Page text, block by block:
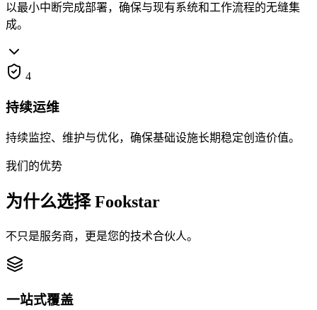
以最小中断完成部署，确保与现有系统和工作流程的无缝集
成。
4
持续运维
持续监控、维护与优化，确保基础设施长期稳定创造价值。
我们的优势
为什么选择 Fookstar
不只是服务商，更是您的技术合伙人。
一站式覆盖